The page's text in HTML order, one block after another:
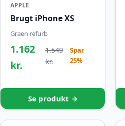
APPLE
Brugt iPhone XS
Green refurb
1.162
kr.
1.549
kr.
Spar
25%
Se produkt →